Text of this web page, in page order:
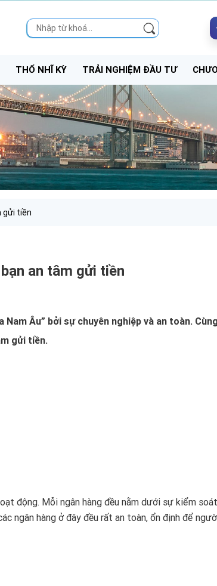
THỔ NHĨ KỲ TRẢI NGHIỆM ĐẦU TƯ
gửi tiền
an tâm gửi tiền
Âu” bởi sự chuyên nghiệp và an toàn.
gửi tiền.
động. Mỗi ngân hàng đều nằm dưới sự kiểm
ngân hàng ở đây đều rất an toàn, ổn định để